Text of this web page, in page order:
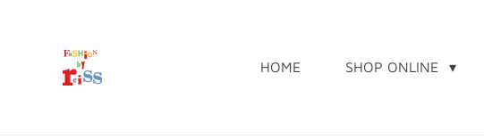
HOME SHOP ONLINE